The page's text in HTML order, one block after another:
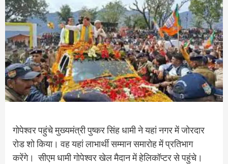
गोपेश्वर पहुंचे मुख्यमंत्री पुष्कर सिंह धामी ने यहां नगर में जोरदार
रोड शो किया। वह यहां लाभार्थी सम्मान समारोह में प्रतिभाग
करेंगे। सीएम धामी गोपेश्वर खेल मैदान में हेलिकॉप्टर से पहुंचे।